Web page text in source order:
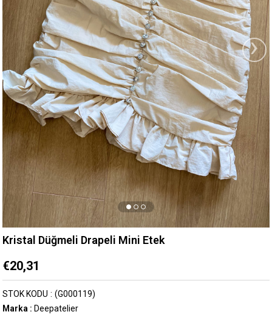
›
Kristal Düğmeli Drapeli Mini Etek
€20,31
(G000119)
STOK KODU
Marka : Deepatelier